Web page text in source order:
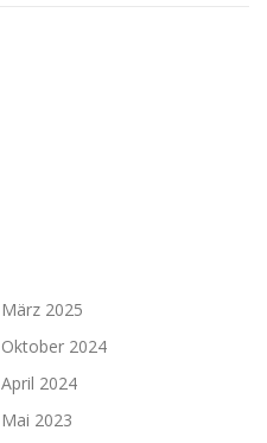
März 2025
Oktober 2024
April 2024
Mai 2023